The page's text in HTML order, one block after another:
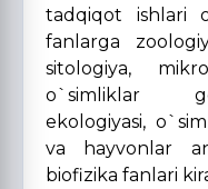
tadqiqot ishlari
fanlarga
sitologiya,
o`simliklar
ekologiyasi,
va hayvonlar
biofizika fanlari